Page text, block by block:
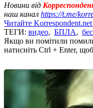
Новини від
наш канал https://t.me/
Читайте
ТЕГИ: видео, БПЛА,
Якщо ви помітили
натисніть Ctrl + Enter,